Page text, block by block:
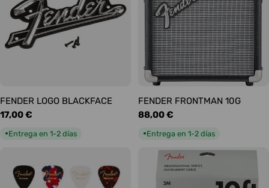
FENDER LOGO BLACKFACE
Precio
17,00 €
●Entrega en 1-2 días
FENDER FRONTMAN 10G
Precio
88,00 €
●Entrega en 1-2 días